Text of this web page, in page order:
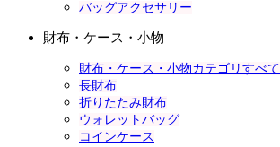
バッグアクセサリー
財布・ケース・小物
財布・ケース・小物カテゴリすべて
長財布
折りたたみ財布
ウォレットバッグ
コインケース